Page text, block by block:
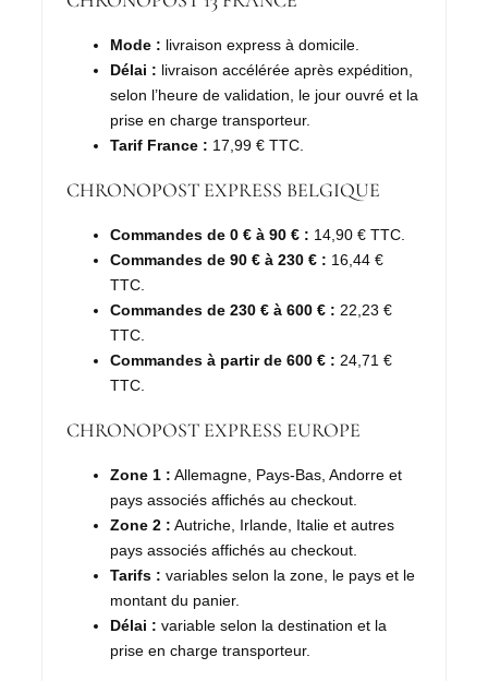
Mode : livraison express à domicile.
Délai : livraison accélérée après expédition,
selon l’heure de validation, le jour ouvré et la
prise en charge transporteur.
Tarif France : 17,99 € TTC.
CHRONOPOST EXPRESS BELGIQUE
Commandes de 0 € à 90 € : 14,90 € TTC.
Commandes de 90 € à 230 € : 16,44 €
TTC.
Commandes de 230 € à 600 € : 22,23 €
TTC.
Commandes à partir de 600 € : 24,71 €
TTC.
CHRONOPOST EXPRESS EUROPE
Zone 1 : Allemagne, Pays-Bas, Andorre et
pays associés affichés au checkout.
Zone 2 : Autriche, Irlande, Italie et autres
pays associés affichés au checkout.
Tarifs : variables selon la zone, le pays et le
montant du panier.
Délai : variable selon la destination et la
prise en charge transporteur.